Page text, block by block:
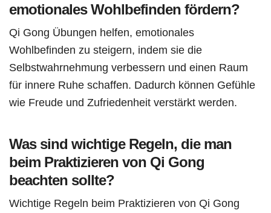
emotionales Wohlbefinden fördern?
Qi Gong Übungen helfen, emotionales
Wohlbefinden zu steigern, indem sie die
Selbstwahrnehmung verbessern und einen Raum
für innere Ruhe schaffen. Dadurch können Gefühle
wie Freude und Zufriedenheit verstärkt werden.
Was sind wichtige Regeln, die man
beim Praktizieren von Qi Gong
beachten sollte?
Wichtige Regeln beim Praktizieren von Qi Gong